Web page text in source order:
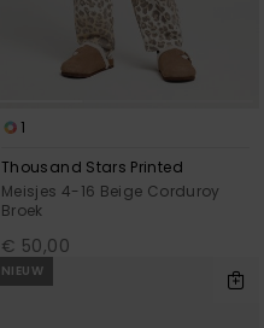
Schoenen
Fitness
1
Thousand Stars Printed
Meisjes 4-16 Beige Corduroy
Broek
€ 50,00
NIEUW